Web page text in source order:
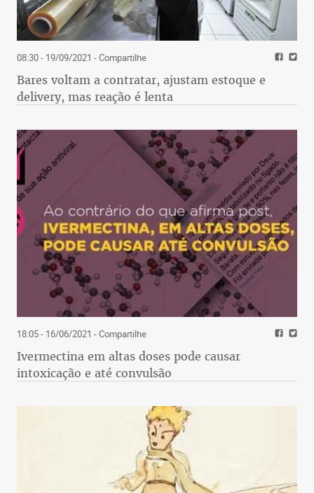
08:30 - 19/09/2021 - Compartilhe
Bares voltam a contratar, ajustam estoque e
delivery, mas reação é lenta
18:05 - 16/06/2021 - Compartilhe
Ivermectina em altas doses pode causar
intoxicação e até convulsão